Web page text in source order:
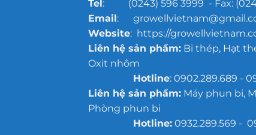
Tel: (0243) 596 3999 - Fax:
Email:
Website: https://
Liên hệ sản phẩm:Bi thép, Hạt
Oxit nhôm
Hotline: 0902.289.689 -
Liên hệ sản phẩm:Máy phun bi,
Phòng phun bi
Hotline:0932.289.569 -